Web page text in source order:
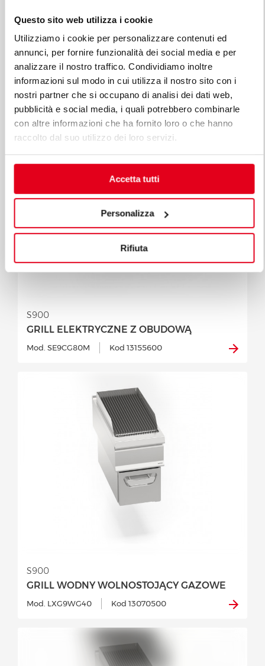
Questo sito web utilizza i cookie
Utilizziamo i cookie per personalizzare contenuti ed
annunci, per fornire funzionalità dei social media e per
analizzare il nostro traffico. Condividiamo inoltre
informazioni sul modo in cui utilizza il nostro sito con i
nostri partner che si occupano di analisi dei dati web,
pubblicità e social media, i quali potrebbero combinarle
con altre informazioni che ha fornito loro o che hanno
raccolto dal suo utilizzo dei loro servizi.
Accetta tutti
Personalizza
Rifiuta
GRILL ELEKTRYCZNE Z OBUDOWĄ -
S900
Mod. SE9CG80M-BF Kod 13155620
GRILL ELEKTRYCZNE Z OBUDOWĄ
S900
Mod. SE9CG80M Kod 13155600
GRILL WODNY WOLNOSTOJĄCY GAZOWE
S900
Mod. LXG9WG40 Kod 13070500